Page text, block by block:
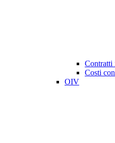
Contratti
Costi
OIV